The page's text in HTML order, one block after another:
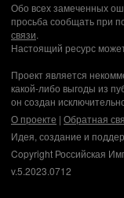
Обо всех замеченных
просьба сообщать при
связи.
Настоящий ресурс
Проект является
какой-либо выгоды из
он создан
О проекте | Обратная
Идея, создание и
Copyright Российская
v.5.2023.0712